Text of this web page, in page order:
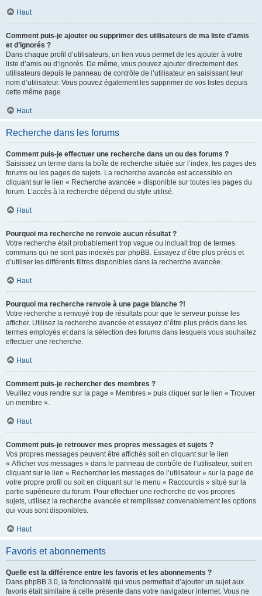
Haut
Comment puis-je ajouter ou supprimer des utilisateurs de ma liste d’amis
et d’ignorés ?
Dans chaque profil d’utilisateurs, un lien vous permet de les ajouter à votre
liste d’amis ou d’ignorés. De même, vous pouvez ajouter directement des
utilisateurs depuis le panneau de contrôle de l’utilisateur en saisissant leur
nom d’utilisateur. Vous pouvez également les supprimer de vos listes depuis
cette même page.
Haut
Recherche dans les forums
Comment puis-je effectuer une recherche dans un ou des forums ?
Saisissez un terme dans la boîte de recherche située sur l’index, les pages des
forums ou les pages de sujets. La recherche avancée est accessible en
cliquant sur le lien « Recherche avancée » disponible sur toutes les pages du
forum. L’accès à la recherche dépend du style utilisé.
Haut
Pourquoi ma recherche ne renvoie aucun résultat ?
Votre recherche était probablement trop vague ou incluait trop de termes
communs qui ne sont pas indexés par phpBB. Essayez d’être plus précis et
d’utiliser les différents filtres disponibles dans la recherche avancée.
Haut
Pourquoi ma recherche renvoie à une page blanche ?!
Votre recherche a renvoyé trop de résultats pour que le serveur puisse les
afficher. Utilisez la recherche avancée et essayez d’être plus précis dans les
termes employés et dans la sélection des forums dans lesquels vous souhaitez
effectuer une recherche.
Haut
Comment puis-je rechercher des membres ?
Veuillez vous rendre sur la page « Membres » puis cliquer sur le lien « Trouver
un membre ».
Haut
Comment puis-je retrouver mes propres messages et sujets ?
Vos propres messages peuvent être affichés soit en cliquant sur le lien
« Afficher vos messages » dans le panneau de contrôle de l’utilisateur, soit en
cliquant sur le lien « Rechercher les messages de l’utilisateur » sur la page de
votre propre profil ou soit en cliquant sur le menu « Raccourcis » situé sur la
partie supérieure du forum. Pour effectuer une recherche de vos propres
sujets, utilisez la recherche avancée et remplissez convenablement les options
qui vous sont disponibles.
Haut
Favoris et abonnements
Quelle est la différence entre les favoris et les abonnements ?
Dans phpBB 3.0, la fonctionnalité qui vous permettait d’ajouter un sujet aux
favoris était similaire à celle présente dans votre navigateur internet. Vous ne